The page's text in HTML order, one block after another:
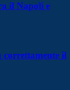
il Napoli e
correttamente il